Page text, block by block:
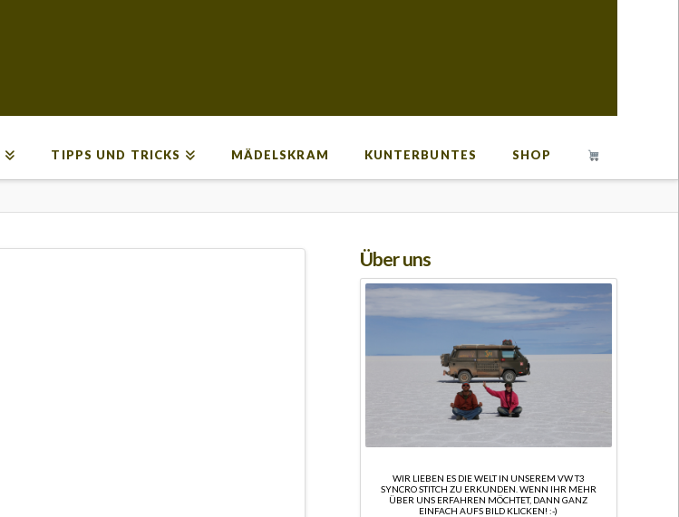
TIPPS UND TRICKS MÄDELSKRAM KUNTERBUNTES SHOP
Über uns
WIR LIEBEN ES DIE WELT IN UNSEREM VW T3
SYNCRO STITCH ZU ERKUNDEN. WENN IHR MEHR
ÜBER UNS ERFAHREN MÖCHTET, DANN GANZ
EINFACH AUFS BILD KLICKEN! :-)